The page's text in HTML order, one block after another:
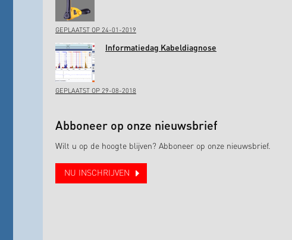
GEPLAATST OP 24-01-2019
Informatiedag Kabeldiagnose
GEPLAATST OP 29-08-2018
Abboneer op onze nieuwsbrief
Wilt u op de hoogte blijven? Abboneer op onze nieuwsbrief.
NU INSCHRIJVEN